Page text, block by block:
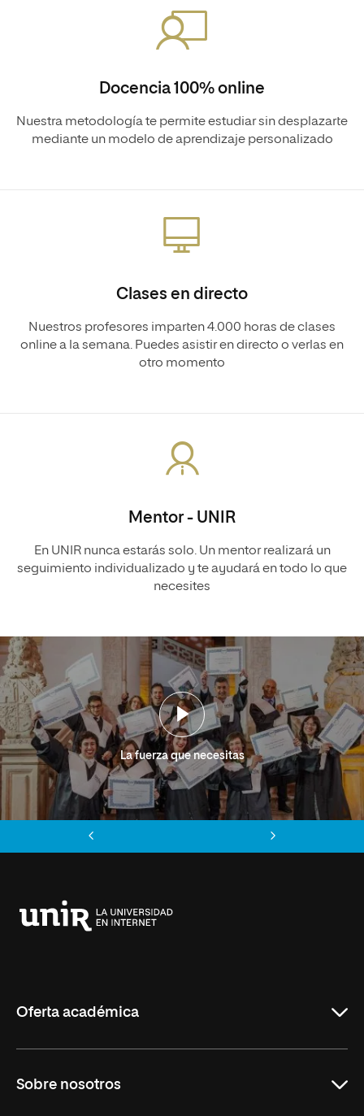
Docencia 100% online
Nuestra metodología te permite estudiar sin desplazarte
mediante un modelo de aprendizaje personalizado
Clases en directo
Nuestros profesores imparten 4.000 horas de clases
online a la semana. Puedes asistir en directo o verlas en
otro momento
Mentor - UNIR
En UNIR nunca estarás solo. Un mentor realizará un
seguimiento individualizado y te ayudará en todo lo que
necesites
La fuerza que necesitas
Oferta académica
Másteres Oficiales
Sobre nosotros